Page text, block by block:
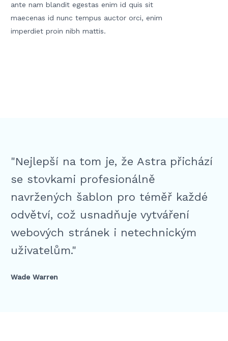
ante nam blandit egestas enim id quis sit
maecenas id nunc tempus auctor orci, enim
imperdiet proin nibh mattis.
"Nejlepší na tom je, že Astra přichází
se stovkami profesionálně
navržených šablon pro téměř každé
odvětví, což usnadňuje vytváření
webových stránek i netechnickým
uživatelům."
Wade Warren